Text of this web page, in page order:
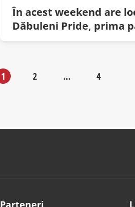
În acest weekend are
Dăbuleni Pride, prima
pepenarilor
1 2 … 4
Parteneri